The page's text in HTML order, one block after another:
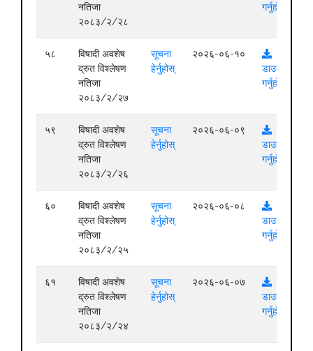
नतिजा
२०८३/२/२८
गर्नुहोस्
५८
विषादी अवशेष
द्रुत विश्लेषण
नतिजा
२०८३/२/२७
सूचना
हेर्नुहोस्
२०२६-०६-१०
डाउनलोड
गर्नुहोस्
५९
विषादी अवशेष
द्रुत विश्लेषण
नतिजा
२०८३/२/२६
सूचना
हेर्नुहोस्
२०२६-०६-०९
डाउनलोड
गर्नुहोस्
६०
विषादी अवशेष
द्रुत विश्लेषण
नतिजा
२०८३/२/२५
सूचना
हेर्नुहोस्
२०२६-०६-०८
डाउनलोड
गर्नुहोस्
६१
विषादी अवशेष
द्रुत विश्लेषण
नतिजा
२०८३/२/२४
सूचना
हेर्नुहोस्
२०२६-०६-०७
डाउनलोड
गर्नुहोस्